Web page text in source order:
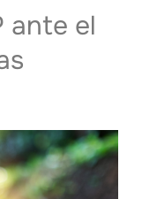
ante el